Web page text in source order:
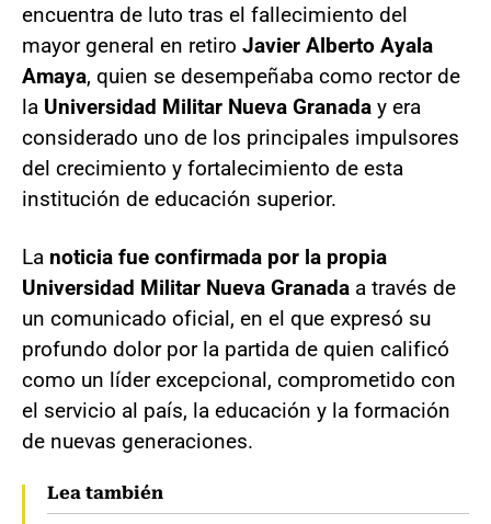
encuentra de luto tras el fallecimiento del
mayor general en retiro Javier Alberto Ayala
Amaya, quien se desempeñaba como rector de
la Universidad Militar Nueva Granada y era
considerado uno de los principales impulsores
del crecimiento y fortalecimiento de esta
institución de educación superior.
La noticia fue confirmada por la propia
Universidad Militar Nueva Granada a través de
un comunicado oficial, en el que expresó su
profundo dolor por la partida de quien calificó
como un líder excepcional, comprometido con
el servicio al país, la educación y la formación
de nuevas generaciones.
Lea también